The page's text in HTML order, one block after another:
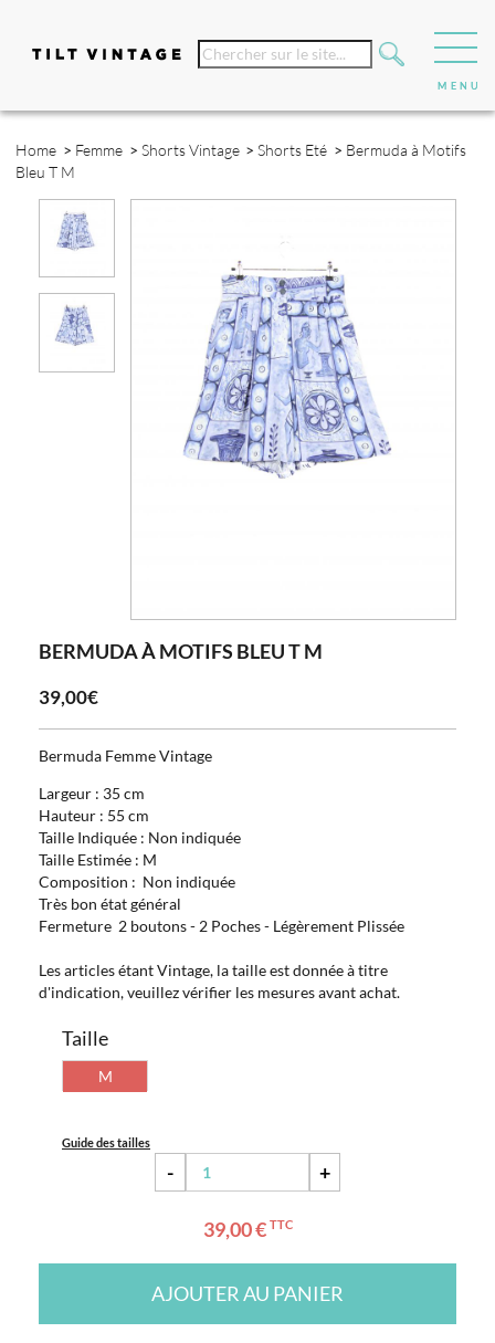
Home > Femme > Shorts Vintage >Shorts Eté > Bermuda à Motifs
Bleu T M
BERMUDA À MOTIFS BLEU T M
39,00€
Bermuda Femme Vintage
Largeur : 35 cm
Hauteur : 55 cm
Taille Indiquée : Non indiquée
Taille Estimée : M
Composition : Non indiquée
Très bon état général
Fermeture 2 boutons - 2 Poches - Légèrement Plissée
Les articles étant Vintage, la taille est donnée à titre
d'indication, veuillez vérifier les mesures avant achat.
Taille
M
Guide des tailles
- +
39,00 € TTC
AJOUTER AU PANIER